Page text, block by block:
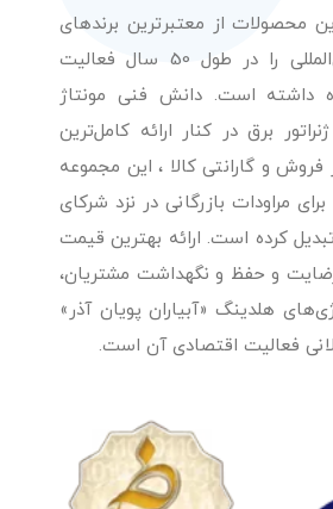
محصولات از معتبرترین برندهای
شناخته شده بین‌المللی را در طول 50 سال فعالیت
داشته است. دانش فنی مونتاژ
برق در کنار ارائه کامل‌ترین
و گارانتی کالا ، این مجموعه
مراودات بازرگانی در نزد شرکای
کرده است. ارائه بهترین قیمت
رضایت و حفظ و نگهداشت مشتریان،
هلدینگ «آبیاران پویان آذر»
فعالیت اقتصادی آن است.